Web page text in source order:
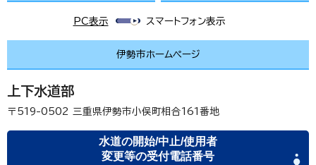
PC表示 スマートフォン表示
伊勢市ホームページ
上下水道部
〒519-0502 三重県伊勢市小俣町相合161番地
水道の開始/中止/使用者
変更等の受付電話番号